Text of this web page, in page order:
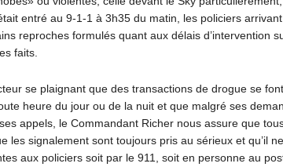
entré au 9-1-1 à 3h35 du matin, les policiers
reproches formulés quant aux délais d’intervention
faits.
se plaignant que des transactions de drogue se font
heure du jour ou de la nuit et que malgré ses
appels, le Commandant Richer nous assure que
les signalement sont toujours pris au sérieux et qu’il
aux policiers soit par le 911, soit en personne au